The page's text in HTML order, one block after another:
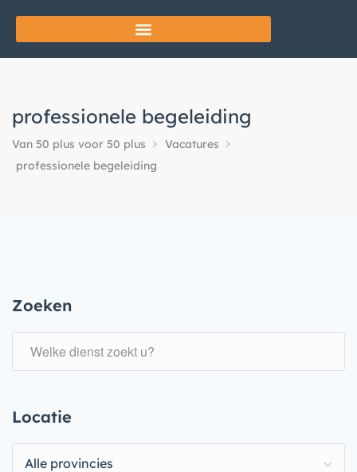
professionele begeleiding
Van 50 plus voor 50 plus
Vacatures
professionele begeleiding
Zoeken
Locatie
Alle provincies